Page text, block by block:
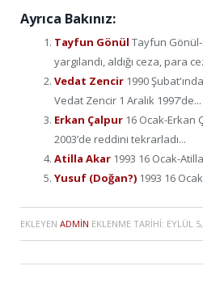
Ayrıca Bakınız:
Tayfun Gönül Tayfun Gönül-
yargılandı, aldığı ceza, para
Vedat Zencir 1990
Vedat Zencir 1 Aralık 1997’de...
Erkan Çalpur 16 Ocak-Erkan
2003’de reddini tekrarladı...
Atilla Akar 1993 16 Ocak-
Yusuf (Doğan?) 1993 16
EKLEYEN ADMIN EKLENME TARIHI: EYLÜL